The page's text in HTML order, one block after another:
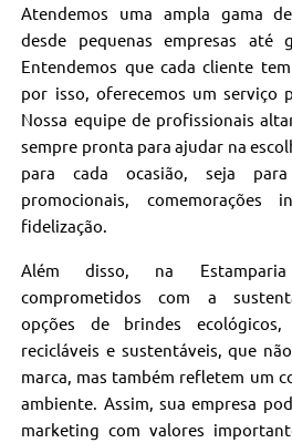
Atendemos uma ampla gama
desde pequenas empresas até
Entendemos que cada cliente
por isso, oferecemos um serviço
Nossa equipe de profissionais
sempre pronta para ajudar na
para cada ocasião, seja para
promocionais,
fidelização.
Além disso, na Estamparia
comprometidos com a
opções de brindes
recicláveis e sustentáveis, que
marca, mas também refletem um
ambiente. Assim, sua empresa
marketing com valores